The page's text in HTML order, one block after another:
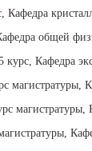
Кафедра
общей
курс, Кафедра
магистратуры,
магистратуры,